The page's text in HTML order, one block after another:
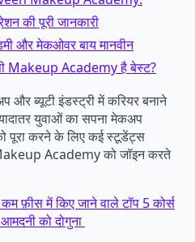
की पूरी जानकारी
और मेकओवर बाय मानवीन
Makeup Academy है बेस्ट?
ब्यूटी इंडस्ट्री में करियर बनाने
युवाओं का सपना मेकअप
पूरा करने के लिए कई स्टूडेंट्स
Academy को जॉइन करते
फ़ीस में किए जाने वाले टॉप 5 कोर्स
को दोगुना